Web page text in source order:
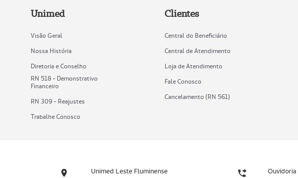
Unimed
Visão Geral
Nossa História
Diretoria e Conselho
RN 518 - Demonstrativo
Financeiro
RN 309 - Reajustes
Trabalhe Conosco
Clientes
Central do Beneficiário
Central de Atendimento
Loja de Atendimento
Fale Conosco
Cancelamento (RN 561)
Unimed Leste Fluminense Ouvidoria